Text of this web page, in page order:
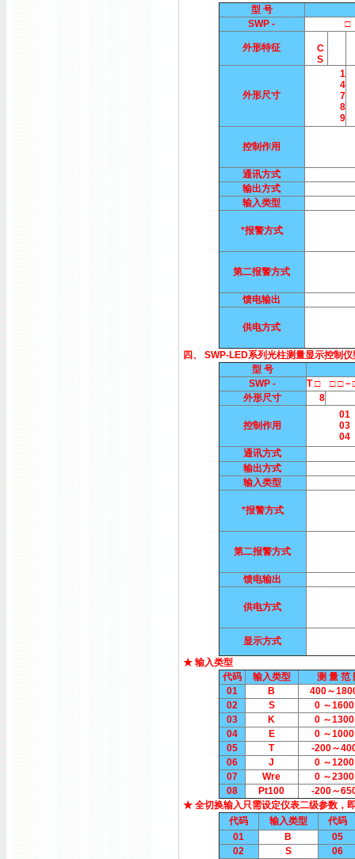
型 号
SWP -
□
外形特征
C
S
外形尺寸
1
4
7
8
9
控制作用
通讯方式
输出方式
输入类型
*报警方式
第二报警方式
馈电输出
供电方式
四、 SWP-LED系列光柱测量显示控制仪
型 号
SWP -
T □ □ □
外形尺寸
8
控制作用
01
03
04
通讯方式
输出方式
输入类型
*报警方式
第二报警方式
馈电输出
供电方式
显示方式
★ 输入类型
代码
输入类型
测 量 范
01
B
400～
02
S
0 ～
03
K
0 ～
04
E
0 ～
05
T
-200～
06
J
0 ～
07
Wre
0 ～
08
Pt100
-200～
★ 全切换输入只需设定仪表二级参数，
代码
输入类型
代码
01
B
05
02
S
06